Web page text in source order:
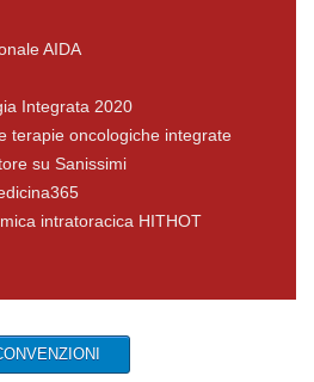
AIDA
Integrata 2020
terapie oncologiche integrate
su Sanissimi
intratoracica HITHOT